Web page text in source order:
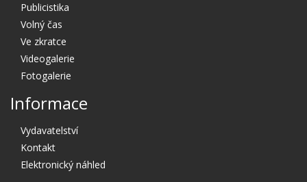
Publicistika
Volný čas
Ve zkratce
Videogalerie
Fotogalerie
Informace
Vydavatelství
Kontakt
Elektronický náhled